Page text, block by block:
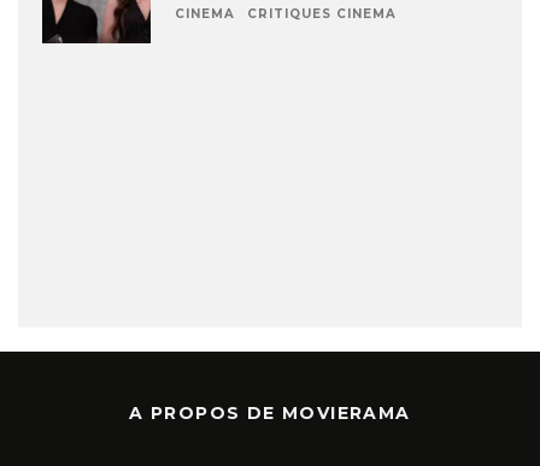
CINEMA CRITIQUES CINEMA
A PROPOS DE MOVIERAMA